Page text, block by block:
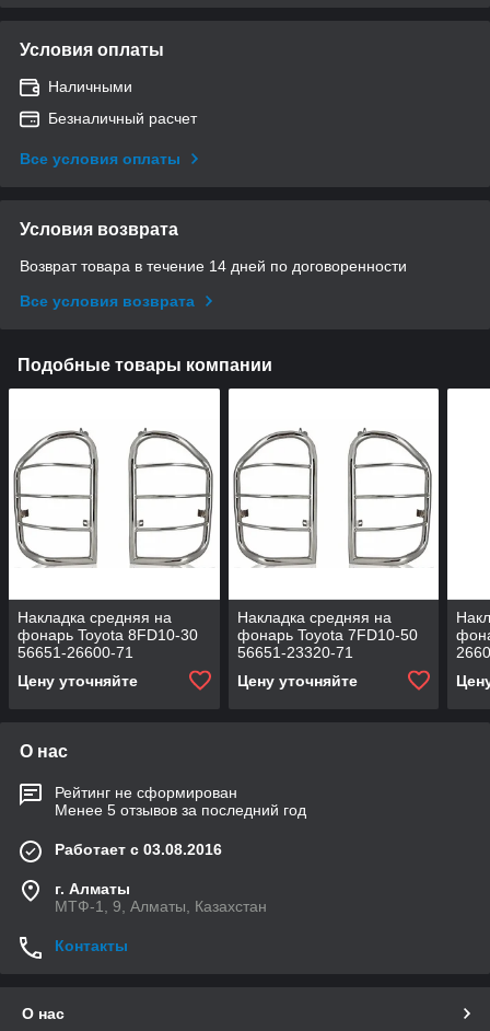
Условия оплаты
Наличными
Безналичный расчет
Все условия оплаты
Условия возврата
Возврат товара в течение 14 дней по договоренности
Все условия возврата
Подобные товары компании
Накладка средняя на
фонарь Toyota 8FD10-30
56651-26600-71
Цену уточняйте
Накладка средняя на
фонарь Toyota 7FD10-50
56651-23320-71
Цену уточняйте
О нас
Рейтинг не сформирован
Менее 5 отзывов за последний год
Работает с 03.08.2016
г. Алматы
МТФ-1, 9, Алматы, Казахстан
Контакты
О нас